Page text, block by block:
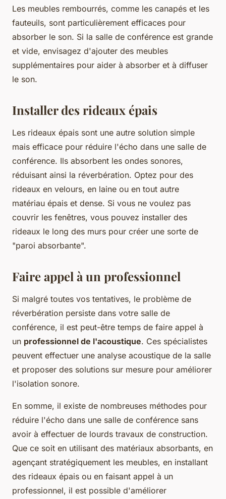
Les meubles rembourrés, comme les canapés et les
fauteuils, sont particulièrement efficaces pour
absorber le son. Si la salle de conférence est grande
et vide, envisagez d'ajouter des meubles
supplémentaires pour aider à absorber et à diffuser
le son.
Installer des rideaux épais
Les rideaux épais sont une autre solution simple
mais efficace pour réduire l'écho dans une salle de
conférence. Ils absorbent les ondes sonores,
réduisant ainsi la réverbération. Optez pour des
rideaux en velours, en laine ou en tout autre
matériau épais et dense. Si vous ne voulez pas
couvrir les fenêtres, vous pouvez installer des
rideaux le long des murs pour créer une sorte de
"paroi absorbante".
Faire appel à un professionnel
Si malgré toutes vos tentatives, le problème de
réverbération persiste dans votre salle de
conférence, il est peut-être temps de faire appel à
un professionnel de l'acoustique. Ces spécialistes
peuvent effectuer une analyse acoustique de la salle
et proposer des solutions sur mesure pour améliorer
l'isolation sonore.
En somme, il existe de nombreuses méthodes pour
réduire l'écho dans une salle de conférence sans
avoir à effectuer de lourds travaux de construction.
Que ce soit en utilisant des matériaux absorbants, en
agençant stratégiquement les meubles, en installant
des rideaux épais ou en faisant appel à un
professionnel, il est possible d'améliorer